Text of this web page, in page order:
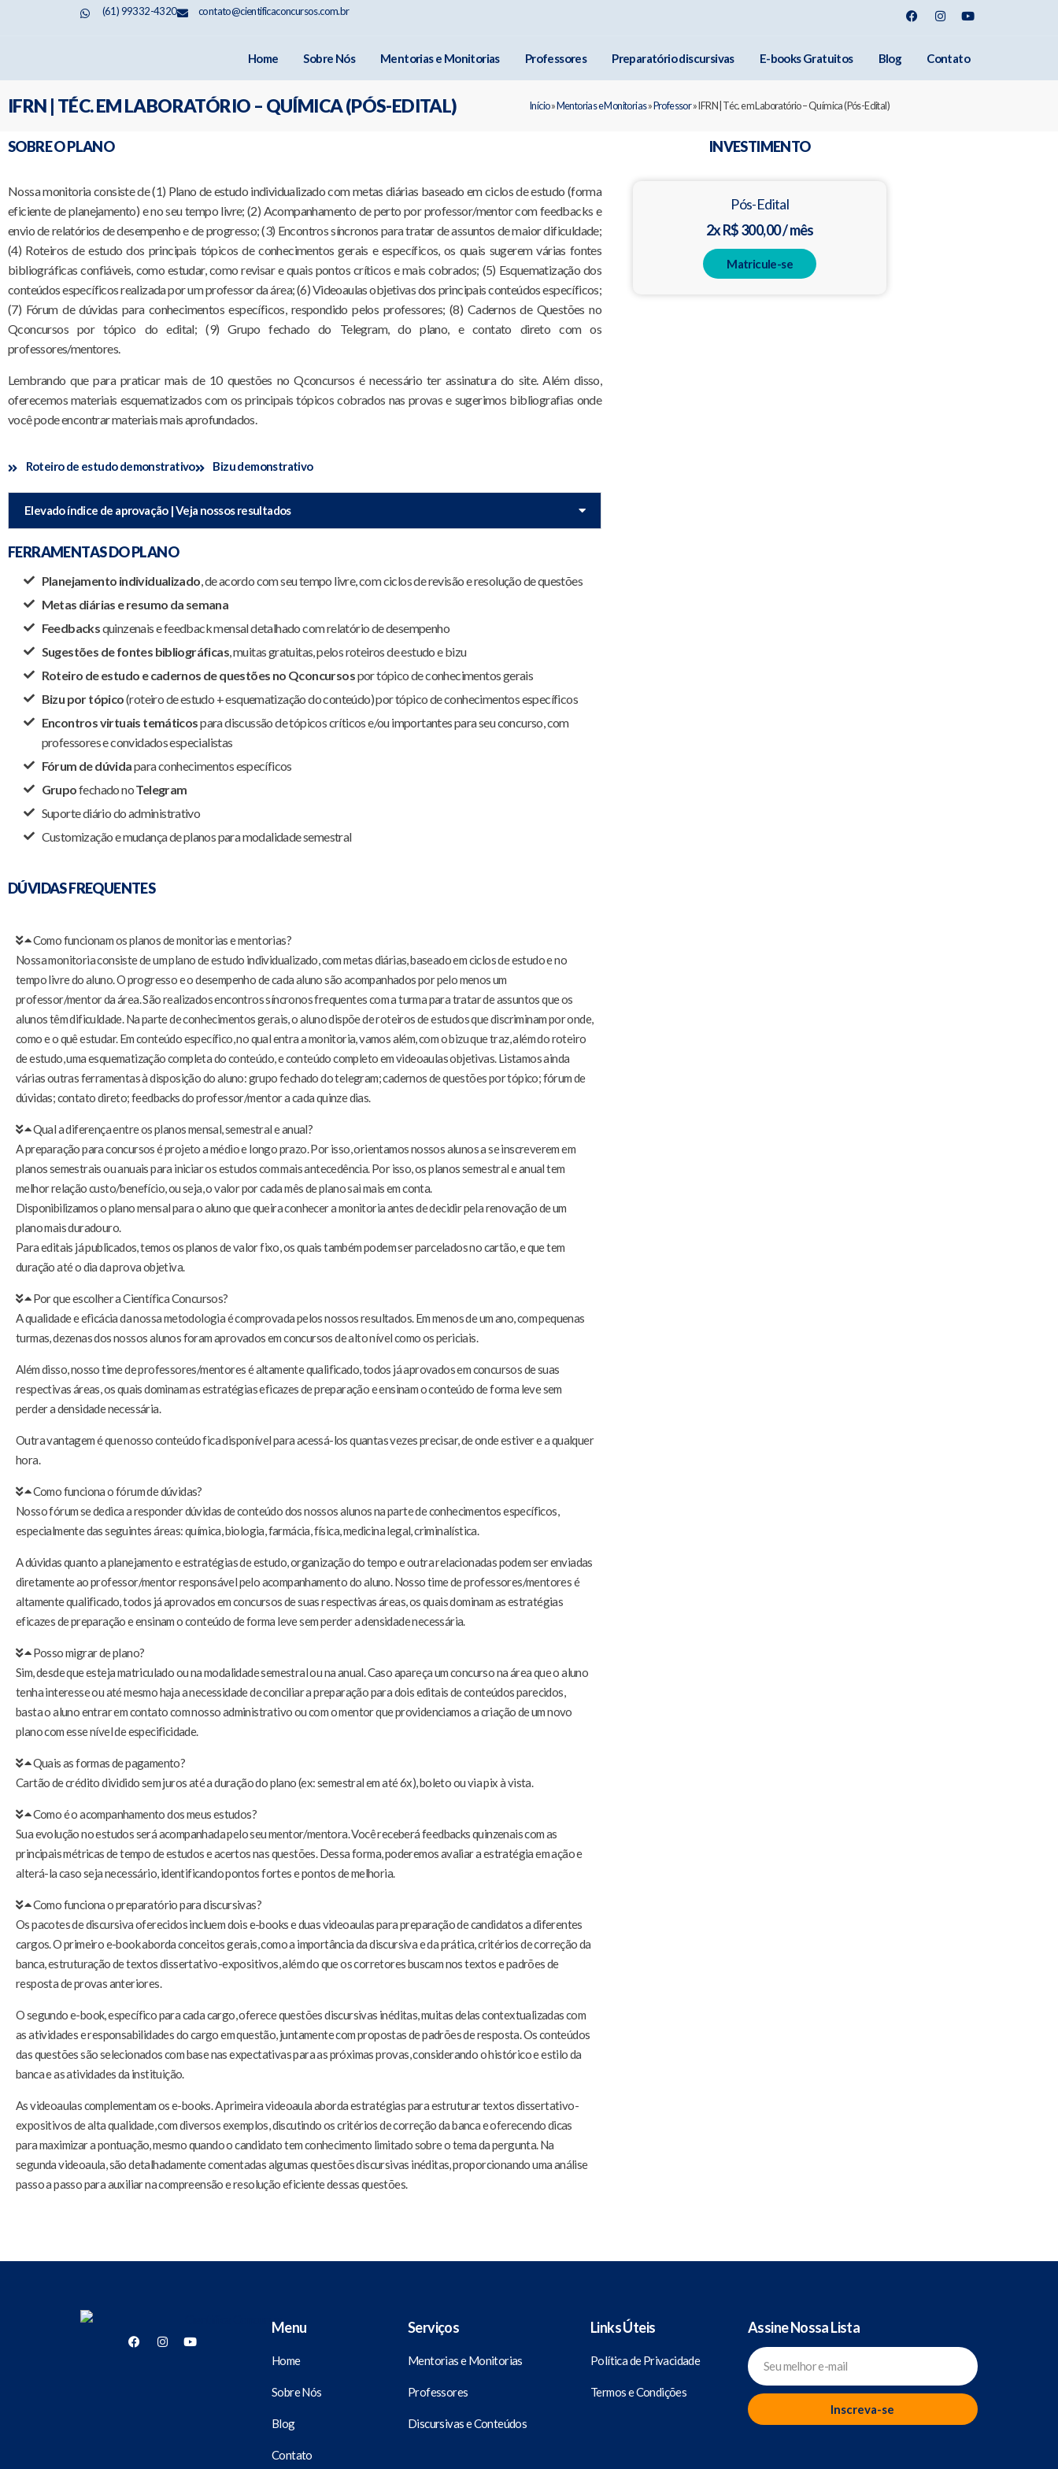
(61) 99332-4320 contato@cientificaconcursos.com.br
Home Sobre Nós Mentorias e Monitorias Professores Preparatório discursivas E-books Gratuitos Blog Contato
IFRN | TÉC. EM LABORATÓRIO – QUÍMICA (PÓS-EDITAL) Início»Mentorias e Monitorias»Professor»IFRN | Téc. em Laboratório – Química (Pós-Edital)
SOBRE O PLANO
Nossa monitoria consiste de (1) Plano de estudo individualizado com metas diárias baseado em ciclos de estudo (forma
eficiente de planejamento) e no seu tempo livre; (2) Acompanhamento de perto por professor/mentor com feedbacks e
envio de relatórios de desempenho e de progresso; (3) Encontros síncronos para tratar de assuntos de maior dificuldade;
(4) Roteiros de estudo dos principais tópicos de conhecimentos gerais e específicos, os quais sugerem várias fontes
bibliográficas confiáveis, como estudar, como revisar e quais pontos críticos e mais cobrados; (5) Esquematização dos
conteúdos específicos realizada por um professor da área; (6) Videoaulas objetivas dos principais conteúdos específicos;
(7) Fórum de dúvidas para conhecimentos específicos, respondido pelos professores; (8) Cadernos de Questões no
Qconcursos por tópico do edital; (9) Grupo fechado do Telegram, do plano, e contato direto com os
professores/mentores.
Lembrando que para praticar mais de 10 questões no Qconcursos é necessário ter assinatura do site. Além disso,
oferecemos materiais esquematizados com os principais tópicos cobrados nas provas e sugerimos bibliografias onde
você pode encontrar materiais mais aprofundados.
Roteiro de estudo demonstrativo Bizu demonstrativo
Elevado índice de aprovação | Veja nossos resultados
FERRAMENTAS DO PLANO
Planejamento individualizado, de acordo com seu tempo livre, com ciclos de revisão e resolução de questões
Metas diárias e resumo da semana
Feedbacksquinzenais e feedback mensal detalhado com relatório de desempenho
Sugestões de fontes bibliográficas, muitas gratuitas, pelos roteiros de estudo e bizu
Roteiro de estudo e cadernos de questões no Qconcursospor tópico de conhecimentos gerais
Bizu por tópico(roteiro de estudo + esquematização do conteúdo) por tópico de conhecimentos específicos
Encontros virtuais temáticospara discussão de tópicos críticos e/ou importantes para seu concurso, com
professores e convidados especialistas
Fórum de dúvidapara conhecimentos específicos
Grupofechado noTelegram
Suporte diário do administrativo
Customização e mudança de planos para modalidade semestral
DÚVIDAS FREQUENTES
Como funcionam os planos de monitorias e mentorias?
Nossa monitoria consiste de um plano de estudo individualizado, com metas diárias, baseado em ciclos de estudo e no
tempo livre do aluno. O progresso e o desempenho de cada aluno são acompanhados por pelo menos um
professor/mentor da área. São realizados encontros síncronos frequentes com a turma para tratar de assuntos que os
alunos têm dificuldade. Na parte de conhecimentos gerais, o aluno dispõe de roteiros de estudos que discriminam por onde,
como e o quê estudar. Em conteúdo específico, no qual entra a monitoria, vamos além, com o bizu que traz, além do roteiro
de estudo, uma esquematização completa do conteúdo, e conteúdo completo em videoaulas objetivas. Listamos ainda
várias outras ferramentas à disposição do aluno: grupo fechado do telegram; cadernos de questões por tópico; fórum de
dúvidas; contato direto; feedbacks do professor/mentor a cada quinze dias.
Qual a diferença entre os planos mensal, semestral e anual?
A preparação para concursos é projeto a médio e longo prazo. Por isso, orientamos nossos alunos a se inscreverem em
planos semestrais ou anuais para iniciar os estudos com mais antecedência. Por isso, os planos semestral e anual tem
melhor relação custo/benefício, ou seja, o valor por cada mês de plano sai mais em conta.
Disponibilizamos o plano mensal para o aluno que queira conhecer a monitoria antes de decidir pela renovação de um
plano mais duradouro.
Para editais já publicados, temos os planos de valor fixo, os quais também podem ser parcelados no cartão, e que tem
duração até o dia da prova objetiva.
Por que escolher a Científica Concursos?
A qualidade e eficácia da nossa metodologia é comprovada pelos nossos resultados. Em menos de um ano, com pequenas
turmas, dezenas dos nossos alunos foram aprovados em concursos de alto nível como os periciais.
Além disso, nosso time de professores/mentores é altamente qualificado, todos já aprovados em concursos de suas
respectivas áreas, os quais dominam as estratégias eficazes de preparação e ensinam o conteúdo de forma leve sem
perder a densidade necessária.
Outra vantagem é que nosso conteúdo fica disponível para acessá-los quantas vezes precisar, de onde estiver e a qualquer
hora.
Como funciona o fórum de dúvidas?
Nosso fórum se dedica a responder dúvidas de conteúdo dos nossos alunos na parte de conhecimentos específicos,
especialmente das seguintes áreas: química, biologia, farmácia, física, medicina legal, criminalística.
A dúvidas quanto a planejamento e estratégias de estudo, organização do tempo e outra relacionadas podem ser enviadas
diretamente ao professor/mentor responsável pelo acompanhamento do aluno. Nosso time de professores/mentores é
altamente qualificado, todos já aprovados em concursos de suas respectivas áreas, os quais dominam as estratégias
eficazes de preparação e ensinam o conteúdo de forma leve sem perder a densidade necessária.
Posso migrar de plano?
Sim, desde que esteja matriculado ou na modalidade semestral ou na anual. Caso apareça um concurso na área que o aluno
tenha interesse ou até mesmo haja a necessidade de conciliar a preparação para dois editais de conteúdos parecidos,
basta o aluno entrar em contato com nosso administrativo ou com o mentor que providenciamos a criação de um novo
plano com esse nível de especificidade.
Quais as formas de pagamento?
Cartão de crédito dividido sem juros até a duração do plano (ex: semestral em até 6x), boleto ou via pix à vista.
Como é o acompanhamento dos meus estudos?
Sua evolução no estudos será acompanhada pelo seu mentor/mentora. Você receberá feedbacks quinzenais com as
principais métricas de tempo de estudos e acertos nas questões. Dessa forma, poderemos avaliar a estratégia em ação e
alterá-la caso seja necessário, identificando pontos fortes e pontos de melhoria.
Como funciona o preparatório para discursivas?
Os pacotes de discursiva oferecidos incluem dois e-books e duas videoaulas para preparação de candidatos a diferentes
cargos. O primeiro e-book aborda conceitos gerais, como a importância da discursiva e da prática, critérios de correção da
banca, estruturação de textos dissertativo-expositivos, além do que os corretores buscam nos textos e padrões de
resposta de provas anteriores.
O segundo e-book, específico para cada cargo, oferece questões discursivas inéditas, muitas delas contextualizadas com
as atividades e responsabilidades do cargo em questão, juntamente com propostas de padrões de resposta. Os conteúdos
das questões são selecionados com base nas expectativas para as próximas provas, considerando o histórico e estilo da
banca e as atividades da instituição.
As videoaulas complementam os e-books. A primeira videoaula aborda estratégias para estruturar textos dissertativo-
expositivos de alta qualidade, com diversos exemplos, discutindo os critérios de correção da banca e oferecendo dicas
para maximizar a pontuação, mesmo quando o candidato tem conhecimento limitado sobre o tema da pergunta. Na
segunda videoaula, são detalhadamente comentadas algumas questões discursivas inéditas, proporcionando uma análise
passo a passo para auxiliar na compreensão e resolução eficiente dessas questões.
INVESTIMENTO
Pós-Edital
2x R$ 300,00 / mês
Matricule-se
Menu
Home
Sobre Nós
Blog
Contato
Serviços
Mentorias e Monitorias
Professores
Discursivas e Conteúdos
Links Úteis
Política de Privacidade
Termos e Condições
Assine Nossa Lista
Inscreva-se